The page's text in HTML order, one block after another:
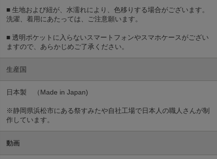
■ 生地および紐が、水濡れにより、色移りする場合がございます。
洗濯、着用にあたっては、ご注意願います。
■ 透明ポケットに入らないスマートフォンやスマホケースがござい
ますので、あらかじめご了承ください。
生産国
日本製 （Made in Japan)
※静岡県浜松市にある祭すみたや自社工場で日本人の職人さんが制
作しています。